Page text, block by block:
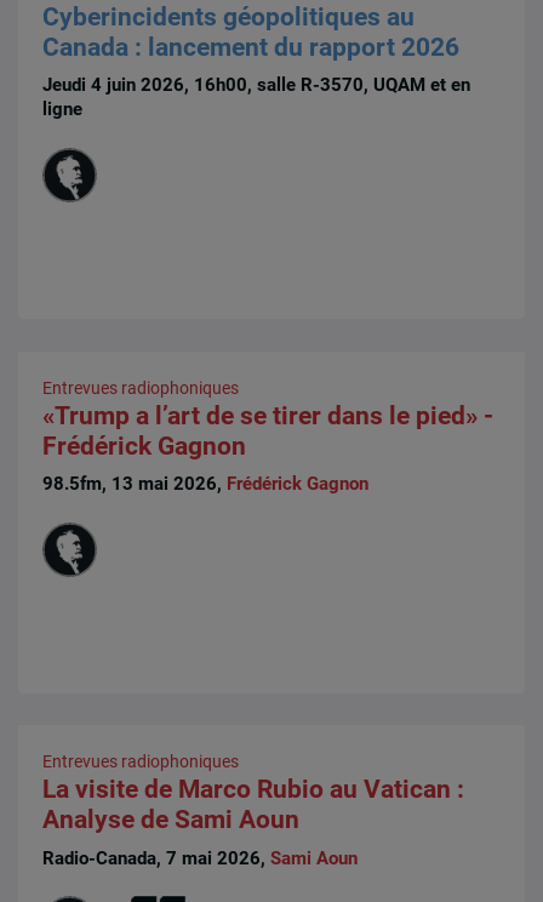
Cyberincidents géopolitiques au
Canada : lancement du rapport 2026
Jeudi 4 juin 2026, 16h00, salle R-3570, UQAM et en
ligne
Entrevues radiophoniques
«Trump a l’art de se tirer dans le pied» -
Frédérick Gagnon
98.5fm, 13 mai 2026, Frédérick Gagnon
Entrevues radiophoniques
La visite de Marco Rubio au Vatican :
Analyse de Sami Aoun
Radio-Canada, 7 mai 2026,Sami Aoun